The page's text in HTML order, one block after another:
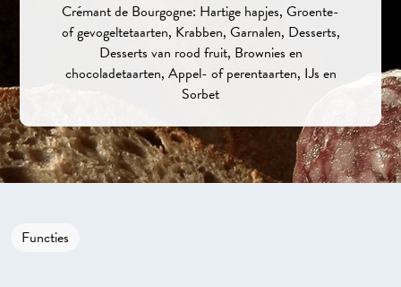
Crémant de Bourgogne: Hartige hapjes, Groente-
of gevogeltetaarten, Krabben, Garnalen, Desserts,
Desserts van rood fruit, Brownies en
chocoladetaarten, Appel- of perentaarten, IJs en
Sorbet
Functies